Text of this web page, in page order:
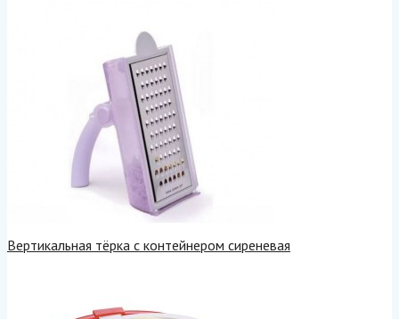
Вертикальная тёрка с контейнером сиреневая